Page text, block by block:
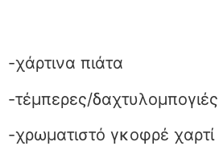
-χάρτινα πιάτα
-τέμπερες/δαχτυλομπογιές
-χρωματιστό γκοφρέ χαρτί